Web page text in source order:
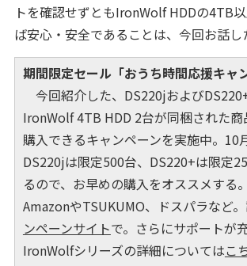
トを確認せずともIronWolf HDDの4TB
ば安心・安全であることは、今回お話し
期間限定セール「おうち時間応援キャ
今回紹介した、DS220jおよび
IronWolf 4TB HDD 2台が同梱された商
購入できるキャンペーンを実施中。10
DS220jは限定500台、DS220+は限定
るので、お早めの購入をオススメする
AmazonやTSUKUMO、ドスパラなど
ンペーンサイトで。さらにサポートが
IronWolfシリーズの詳細についてはこ